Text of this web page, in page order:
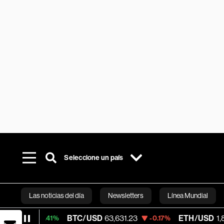
Seleccione un país
Las noticias del día Newsletters Línea Mundial
Bloomberg
BTC/USD 63,631.23 -0.17% ETH/USD 1,861.128